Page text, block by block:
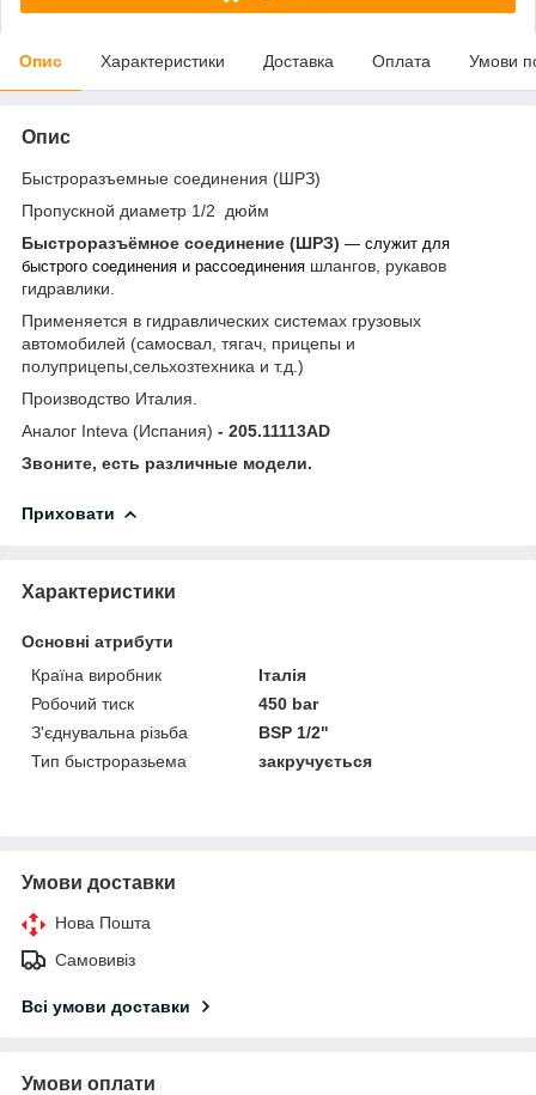
Опис Характеристики Доставка Оплата Умови
Опис
Быстроразъемные соединения (ШРЗ)
Пропускной диаметр 1/2 дюйм
Быстроразъёмное соединение (ШРЗ) — служит для
быстрого соединения и рассоединения шлангов, рукавов
гидравлики.
Применяется в гидравлических системах грузовых
автомобилей (самосвал, тягач, прицепы и
полуприцепы, сельхозтехника и т.д. )
Производство Италия.
Аналог Inteva (Испания) - 205.11113AD
Звоните, есть различные модели.
Приховати
Характеристики
Основні атрибути
Країна виробник
Італія
Робочий тиск
450 bar
З'єднувальна різьба
BSP 1/2"
Тип быстроразьема
закручується
Умови доставки
Нова Пошта
Самовивіз
Всі умови доставки
Умови оплати